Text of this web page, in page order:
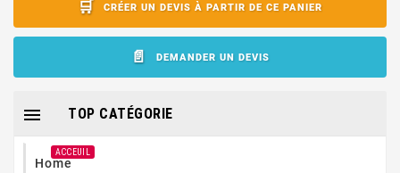
CRÉER UN DEVIS À PARTIR DE CE PANIER
DEMANDER UN DEVIS
TOP CATÉGORIE

Home
ACCEUIL